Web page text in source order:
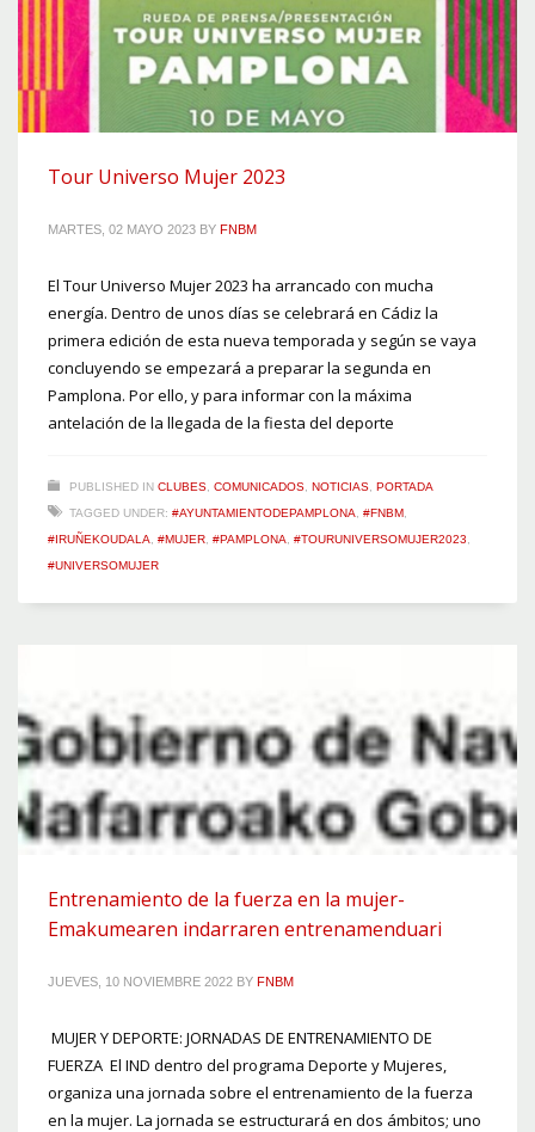
Tour Universo Mujer 2023
MARTES, 02 MAYO 2023 BY FNBM
El Tour Universo Mujer 2023 ha arrancado con mucha
energía. Dentro de unos días se celebrará en Cádiz la
primera edición de esta nueva temporada y según se vaya
concluyendo se empezará a preparar la segunda en
Pamplona. Por ello, y para informar con la máxima
antelación de la llegada de la fiesta del deporte
PUBLISHED IN CLUBES COMUNICADOS NOTICIAS PORTADA
TAGGED UNDER: #AYUNTAMIENTODEPAMPLONA #FNBM
#IRUÑEKOUDALA
#MUJER #PAMPLONA #TOURUNIVERSOMUJER2023
#UNIVERSOMUJER
Entrenamiento de la fuerza en la mujer-
Emakumearen indarraren entrenamenduari
JUEVES, 10 NOVIEMBRE 2022 BY FNBM
MUJER Y DEPORTE: JORNADAS DE ENTRENAMIENTO DE
FUERZA El IND dentro del programa Deporte y Mujeres,
organiza una jornada sobre el entrenamiento de la fuerza
en la mujer. La jornada se estructurará en dos ámbitos; uno